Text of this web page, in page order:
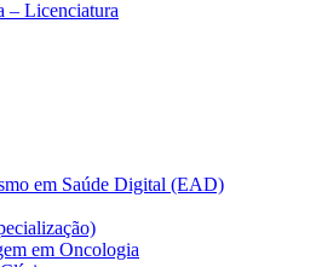
– Licenciatura
em Saúde Digital (EAD)
em Oncologia